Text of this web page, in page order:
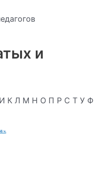
и
И К Л М Н О П Р С Т У Ф
ч.